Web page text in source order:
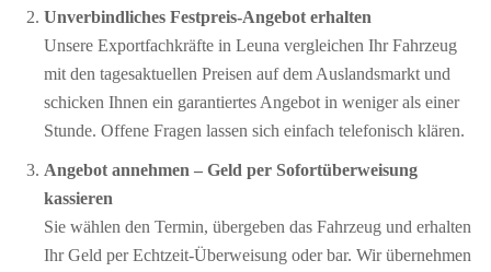
Unverbindliches Festpreis-Angebot erhalten
Unsere Exportfachkräfte in Leuna vergleichen Ihr Fahrzeug
mit den tagesaktuellen Preisen auf dem Auslandsmarkt und
schicken Ihnen ein garantiertes Angebot in weniger als einer
Stunde. Offene Fragen lassen sich einfach telefonisch klären.
Angebot annehmen – Geld per Sofort­überweisung
kassieren
Sie wählen den Termin, übergeben das Fahrzeug und erhalten
Ihr Geld per Echtzeit-Überweisung oder bar. Wir übernehmen